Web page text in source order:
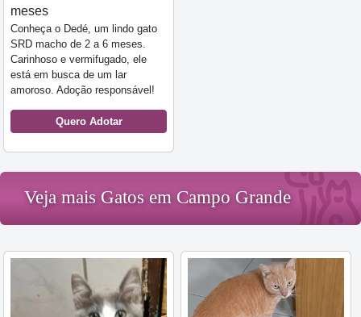
meses
Conheça o Dedé, um lindo gato
SRD macho de 2 a 6 meses.
Carinhoso e vermifugado, ele
está em busca de um lar
amoroso. Adoção responsável!
Quero Adotar
Veja mais Gatos em Campo Grande